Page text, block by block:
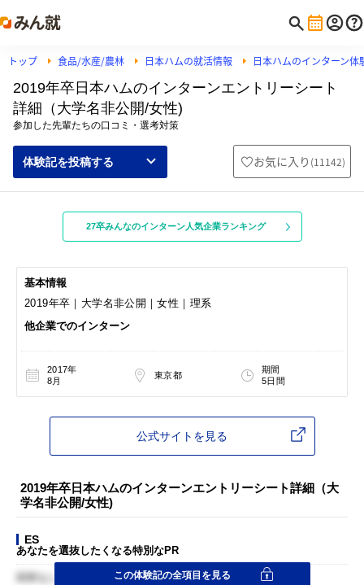
トップ 食品/水産/農林 日本ハムの就活情報 日本ハムのインターン体
2019年卒日本ハムのインターンエントリーシート
詳細（大学名非公開/女性)
参加した先輩たちの口コミ・選考対策
体験記を投稿する お気に入り (11142)
27卒みんなのインターン人気企業ランキング
基本情報
2019年卒｜大学名非公開｜女性｜理系
他企業でのインターン
2017年
8月
東京都
期間
5日間
公式サイトを見る
2019年卒日本ハムのインターンエントリーシート詳細（大
学名非公開/女性)
ES
あなたを選抜したくなる特別なPR
この体験記の全項目を見る